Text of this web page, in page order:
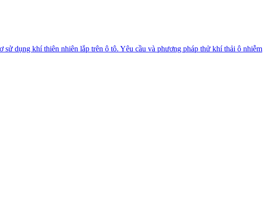
dụng khí thiên nhiên lắp trên ô tô. Yêu cầu và phương pháp thử khí thải ô nhiễm